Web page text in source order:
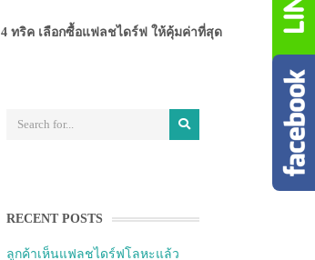
4 ทริค เลือกซื้อแฟลชไดร์ฟ ให้คุ้มค่าที่สุด
RECENT POSTS
ลูกค้าเห็นแฟลชไดร์ฟโลหะแล้ว